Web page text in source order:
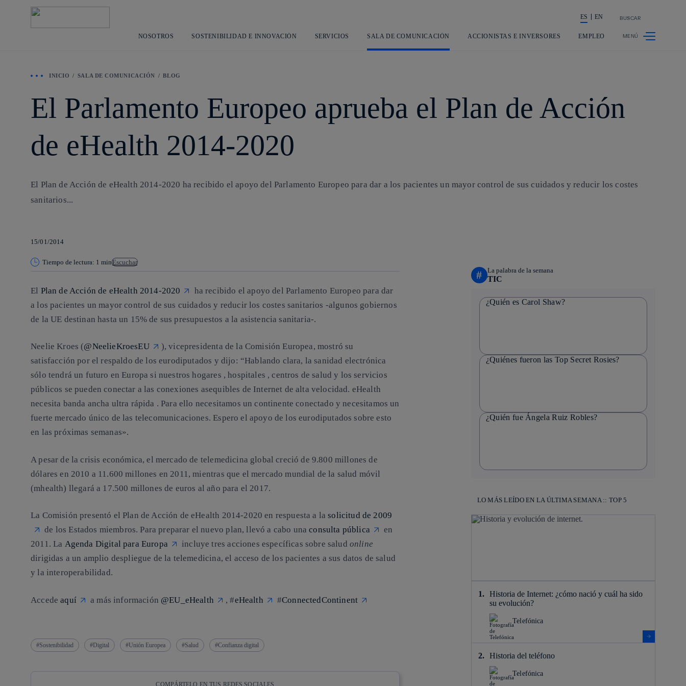
principal
La acción en accionistas e inversores
ES EN BUSCAR
NOSOTROS SOSTENIBILIDAD E INNOVACIÓN SERVICIOS SALA DE COMUNICACIÓN ACCIONISTAS E INVERSORES EMPLEO
INICIO SALA DE COMUNICACIÓN BLOG
El Parlamento Europeo aprueba el Plan de Acción
de eHealth 2014-2020
El Plan de Acción de eHealth 2014-2020 ha recibido el apoyo del Parlamento Europeo para dar a los pacientes un mayor control de sus cuidados y reducir los costes
sanitarios...
15/01/2014
Tiempo de lectura: 1 minEscuchar
El Plan de Acción de eHealth 2014-2020
ha recibido el apoyo del Parlamento Europeo para dar
a los pacientes un mayor control de sus cuidados y reducir los costes sanitarios -algunos gobiernos
de la UE destinan hasta un 15% de sus presupuestos a la asistencia sanitaria-.
Neelie Kroes (@NeelieKroesEU
), vicepresidenta de la Comisión Europea, mostró su
satisfacción por el respaldo de los eurodiputados y dijo: “Hablando clara, lasanidad electrónica
sólo tendrá un futuro en Europa si nuestros hogares , hospitales , centros de salud y los servicios
públicos se pueden conectar a las conexiones asequibles de Internet de alta velocidad. eHealth
necesita banda ancha ultra rápida . Para ello necesitamos un continente conectado y necesitamos un
fuertemercado único de las telecomunicaciones. Espero el apoyo de los eurodiputados sobre esto
en las próximas semanas».
A pesar de la crisis económica, el mercado de telemedicina global creció de 9.800 millones de
dólares en 2010 a 11.600 millones en 2011, mientras que el mercado mundial de la salud móvil
(mhealth) llegará a 17.500 millones de euros al año para el 2017.
La Comisión presentó elPlan de Acción de eHealth 2014-2020 en respuesta a lasolicitud de 2009
de los Estados miembros. Para preparar el nuevo plan, llevó a cabo unaconsulta pública
en
2011. La Agenda Digital para Europa incluye tres acciones específicas sobre salud online
dirigidas a un amplio despliegue de la telemedicina, el acceso de los pacientes a sus datos de salud
y la interoperabilidad.
Accedeaquí a más información @EU_eHealth , #eHealth #ConnectedContinent
Sostenibilidad Digital Unión Europea Salud Confianza digital
COMPÁRTELO EN TUS REDES SOCIALES
# La palabra de la semana
TIC
¿Quién es Carol Shaw?
¿Quiénes fueron las Top Secret Rosies?
¿Quién fue Ángela Ruiz Robles?
LO MÁS LEÍDO EN LA ÚLTIMA SEMANA :: TOP 5
Historia de Internet: ¿cómo nació y cuál ha sido
su evolución?
Telefónica
Historia del teléfono
Telefónica